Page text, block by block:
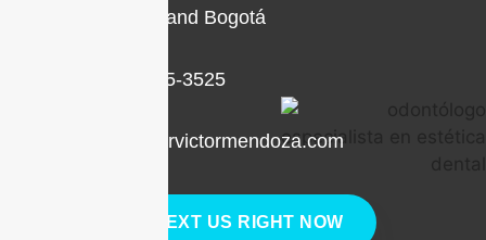
Cartagena, and Bogotá
+1 (786) 205-3525
contacto@drvictormendoza.com
TEXT US RIGHT NOW